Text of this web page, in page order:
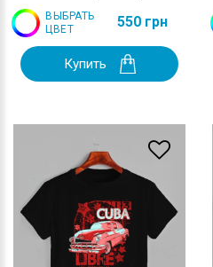
ВЫБРАТЬ
ЦВЕТ
550 грн
Купить